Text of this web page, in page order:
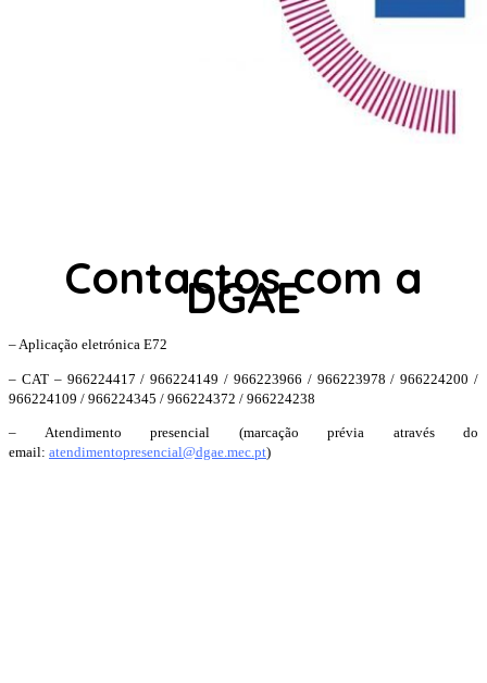
Contactos com a
DGAE
– Aplicação eletrónica E72
– CAT – 966224417 / 966224149 / 966223966 / 966223978 / 966224200 /
966224109 / 966224345 / 966224372 / 966224238
– Atendimento presencial (marcação prévia através do
email: atendimentopresencial@dgae.mec.pt)